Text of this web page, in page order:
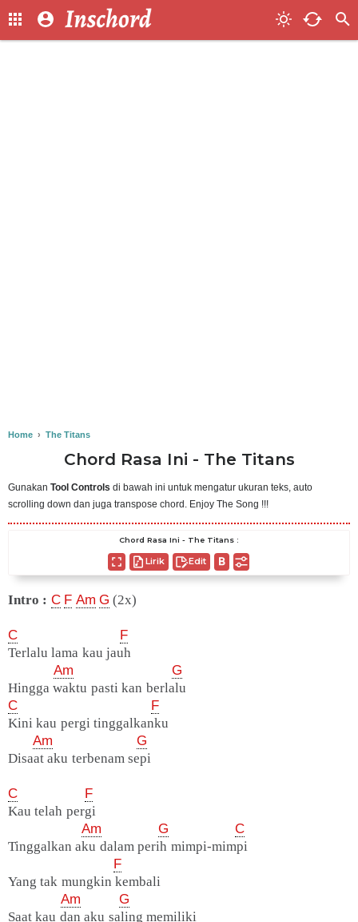
Home › The Titans
Chord Rasa Ini - The Titans
Gunakan Tool Controls di bawah ini untuk mengatur ukuran teks, auto
scrolling down dan juga transpose chord. Enjoy The Song !!!
Chord Rasa Ini - The Titans :
Lirik Edit
Intro : C F Am G (2x)
C
F
Terlalu lama kau jauh
Am
G
Hingga waktu pasti kan berlalu
C
F
Kini kau pergi tinggalkanku
Am
G
Disaat aku terbenam sepi
C
F
Kau telah pergi
Am
G
C
Tinggalkan aku dalam perih mimpi-mimpi
F
Yang tak mungkin kembali
Am
G
Saat kau dan aku saling memiliki